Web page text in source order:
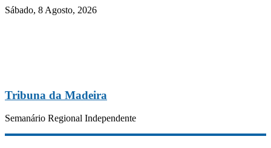
Sábado, 8 Agosto, 2026
Tribuna da Madeira
Semanário Regional Independente